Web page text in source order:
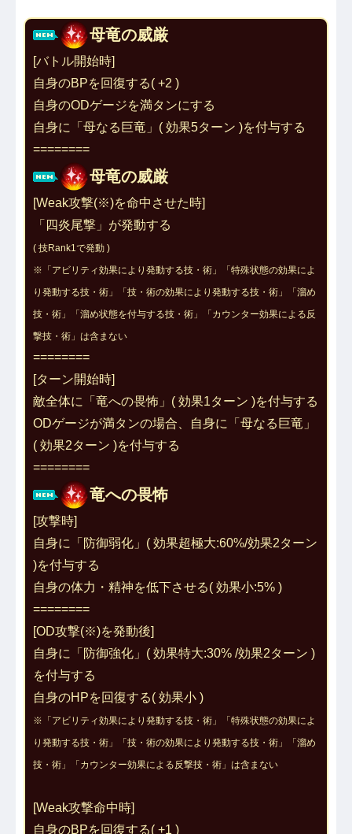
母竜の威厳
[バトル開始時]
自身のBPを回復する( +2 )
自身のODゲージを満タンにする
自身に「 母なる巨竜 」( 効果5ターン )を付与する
========
母竜の威厳
[Weak攻撃(※)を命中させた時]
「四炎尾撃」が発動する
( 技Rank1で発動 )
※「アビリティ効果により発動する技・術」「特殊状態の効果によ
り発動する技・術」「技・術の効果により発動する技・術」「溜め
技・術」「溜め状態を付与する技・術」「カウンター効果による反
撃技・術」は含まない
========
[ターン開始時]
敵全体に「 竜への畏怖 」( 効果1ターン )を付与する
ODゲージが満タンの場合、自身に「 母なる巨竜 」
( 効果2ターン )を付与する
========
竜への畏怖
[攻撃時]
自身に「防御弱化」( 効果超極大:60%/効果2ターン
)を付与する
自身の体力・精神を低下させる( 効果小:5% )
========
[OD攻撃(※)を発動後]
自身に「 防御強化 」( 効果特大:30% /効果2ターン )
を付与する
自身のHPを回復する( 効果小 )
※「アビリティ効果により発動する技・術」「特殊状態の効果によ
り発動する技・術」「技・術の効果により発動する技・術」「溜め
技・術」「カウンター効果による反撃技・術」は含まない
[Weak攻撃命中時]
自身のBPを回復する( +1 )